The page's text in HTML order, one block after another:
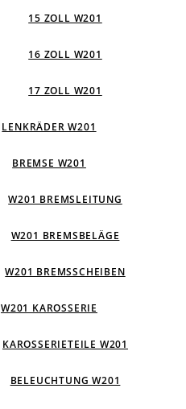
15 ZOLL W201
16 ZOLL W201
17 ZOLL W201
LENKRÄDER W201
BREMSE W201
W201 BREMSLEITUNG
W201 BREMSBELÄGE
W201 BREMSSCHEIBEN
W201 KAROSSERIE
KAROSSERIETEILE W201
BELEUCHTUNG W201